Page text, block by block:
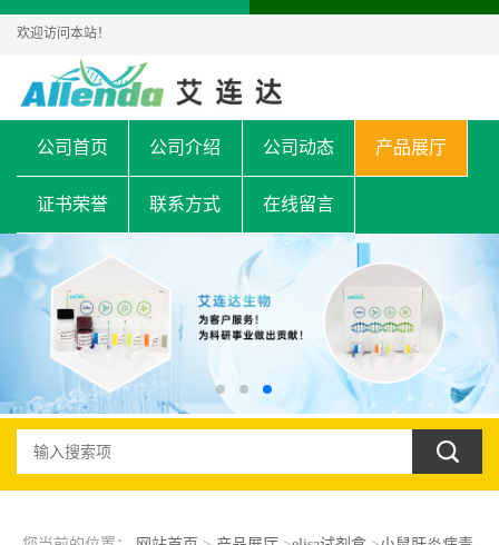
欢迎访问本站！
公司首页 公司介绍 公司动态 产品展厅
证书荣誉 联系方式 在线留言